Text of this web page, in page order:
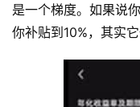
是一个梯度。如果说
你补贴到10%，其实